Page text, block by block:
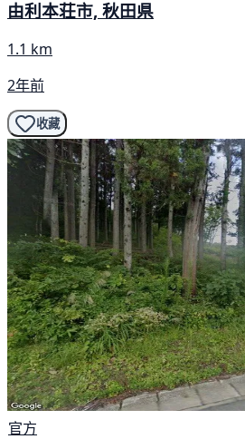
由利本荘市, 秋田県
1.1 km
2年前
收藏
官方